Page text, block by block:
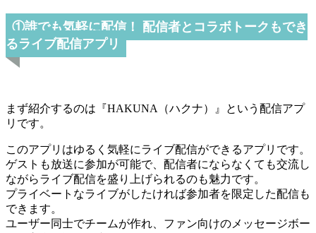
①誰でも気軽に配信！ 配信者とコラボトークもでき
るライブ配信アプリ
まず紹介するのは『HAKUNA（ハクナ）』という配信アプ
リです。
このアプリはゆるく気軽にライブ配信ができるアプリです。
ゲストも放送に参加が可能で、配信者にならなくても交流し
ながらライブ配信を盛り上げられるのも魅力です。
プライベートなライブがしたければ参加者を限定した配信も
できます。
ユーザー同士でチームが作れ、ファン向けのメッセージボー